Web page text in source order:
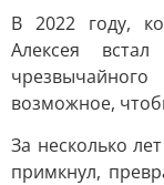
В 2022 году,
Алексея
возможное,
За несколько
примкнул,